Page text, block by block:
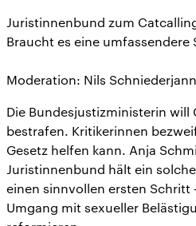
Juristinnenbund zum
Braucht es eine
Moderation: Nils Schniederjann
Die Bundesjustizministerin
bestrafen. Kritikerinnen
Gesetz helfen kann. Anja
Juristinnenbund hält ein
einen sinnvollen ersten Schritt
Umgang mit sexueller